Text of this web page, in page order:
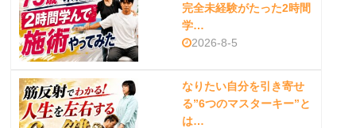
完全未経験がたった2時間
学…
2026-8-5
なりたい自分を引き寄せ
る”6つのマスターキー”と
は…